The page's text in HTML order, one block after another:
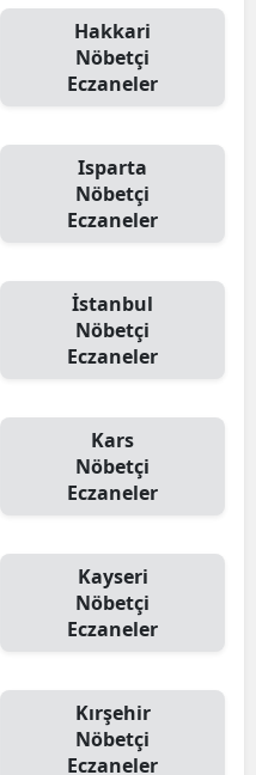
Hakkari
Nöbetçi
Eczaneler
Isparta
Nöbetçi
Eczaneler
İstanbul
Nöbetçi
Eczaneler
Kars
Nöbetçi
Eczaneler
Kayseri
Nöbetçi
Eczaneler
Kırşehir
Nöbetçi
Eczaneler